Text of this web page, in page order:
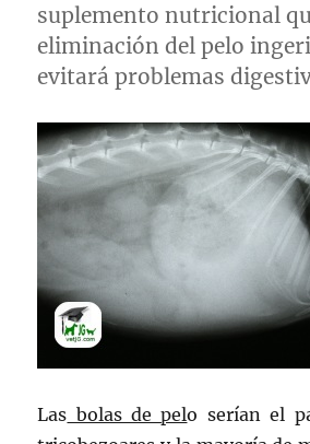
suplemento nutricional
eliminación del pelo
evitará problemas
Las bolas de pelo serían el